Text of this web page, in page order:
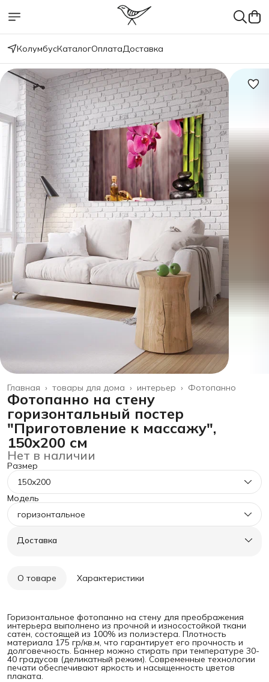
КолумбусКаталогОплатаДоставка
Фотопанно
интерьер ›
товары для дома ›
Главная ›
Фотопанно на стену
горизонтальный постер
"Приготовление к массажу",
150x200 см
Нет в наличии
Размер
150x200
Модель
горизонтальное
Доставка
О товаре Характеристики
Горизонтальное фотопанно на стену для преображения
интерьера выполнено из прочной и износостойкой ткани
сатен, состоящей из 100% из полиэстера. Плотность
материала 175 гр/кв.м, что гарантирует его прочность и
долговечность. Баннер можно стирать при температуре 30-
40 градусов (деликатный режим). Современные технологии
печати обеспечивают яркость и насыщенность цветов
плаката.